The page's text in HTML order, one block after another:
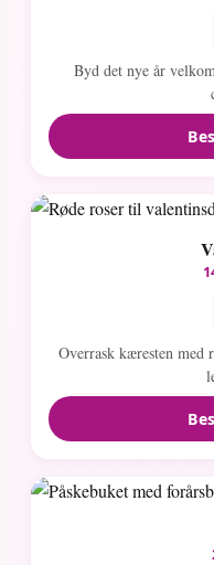
Byd det nye år
Overrask kæresten med